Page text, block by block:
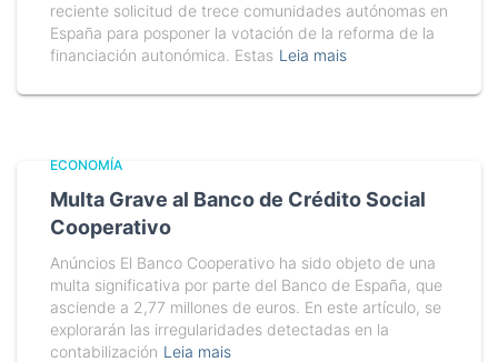
reciente solicitud de trece comunidades autónomas en
España para posponer la votación de la reforma de la
financiación autonómica. Estas Leia mais
ECONOMÍA
Multa Grave al Banco de Crédito Social
Cooperativo
Anúncios El Banco Cooperativo ha sido objeto de una
multa significativa por parte del Banco de España, que
asciende a 2,77 millones de euros. En este artículo, se
explorarán las irregularidades detectadas en la
contabilización Leia mais